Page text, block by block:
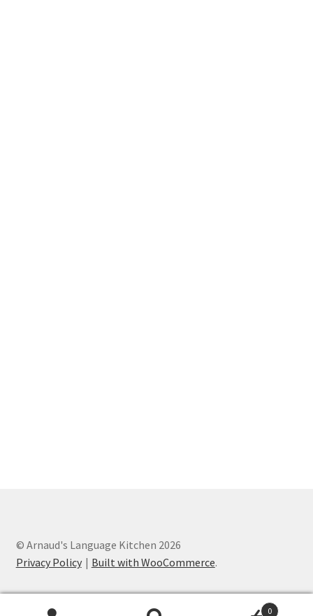
© Arnaud's Language Kitchen 2026
Privacy Policy
Built with WooCommerce.
0